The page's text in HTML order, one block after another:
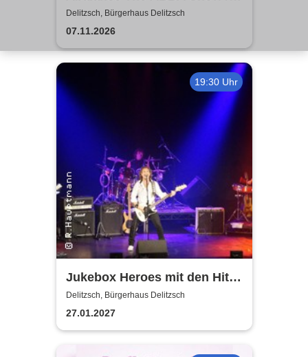
Revival Show - a tribute to
ABBA
Delitzsch, Bürgerhaus Delitzsch
07.11.2026
19:30 Uhr
Jukebox Heroes mit den Hits
von Sweet, Slade u.v.a. - 2027
Delitzsch, Bürgerhaus Delitzsch
27.01.2027